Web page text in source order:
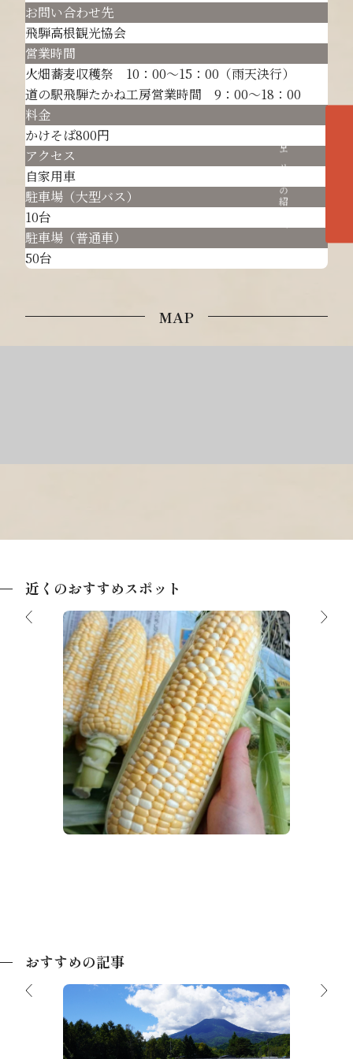
お問い合わせ先
飛騨高根観光協会
営業時間
火畑蕎麦収穫祭 10：00～15：00（雨天決行）
道の駅飛騨たかね工房営業時間 9：00～18：00
料金
かけそば800円
アクセス
自家用車
駐車場（大型バス）
10台
駐車場（普通車）
50台
MAP
近くのおすすめスポット
道の駅 飛騨たかね工房
おすすめの記事
【3分で分かる】飛騨高根へようこそ
各エリアの紹介へ